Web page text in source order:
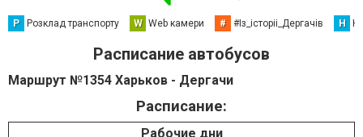
Р Розклад транспорту W Web камери # #Із_історіі_Дергачів Н
Расписание автобусов
Маршрут №1354 Харьков - Дергачи
Расписание:
Рабочие дни